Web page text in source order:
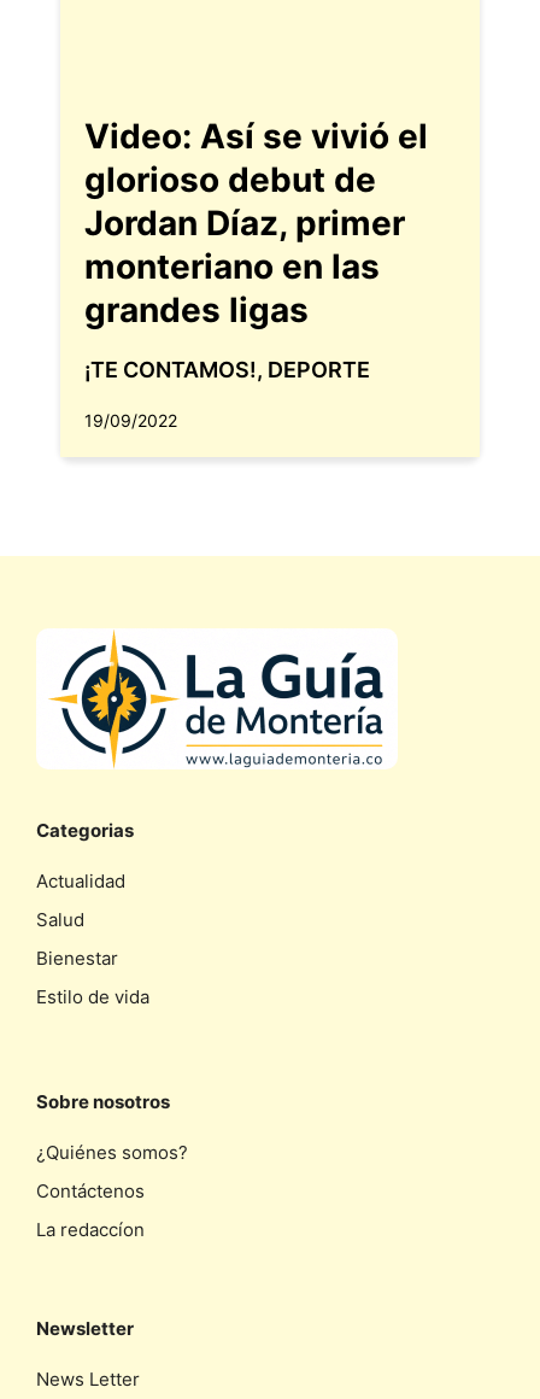
Video: Así se vivió el
glorioso debut de
Jordan Díaz, primer
monteriano en las
grandes ligas
¡TE CONTAMOS!, DEPORTE
19/09/2022
Categorias
Actualidad
Salud
Bienestar
Estilo de vida
Sobre nosotros
¿Quiénes somos?
Contáctenos
La redaccíon
Newsletter
News Letter